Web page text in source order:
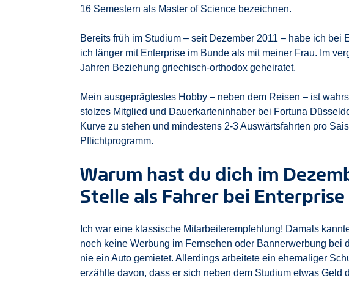
16 Semestern als Master of Science bezeichnen.
Bereits früh im Studium – seit Dezember 2011 – habe ich bei
ich länger mit Enterprise im Bunde als mit meiner Frau. Im
Jahren Beziehung griechisch-orthodox geheiratet.
Mein ausgeprägtestes Hobby – neben dem Reisen – ist
stolzes Mitglied und Dauerkarteninhaber bei Fortuna
Kurve zu stehen und mindestens 2-3 Auswärtsfahrten pro
Pflichtprogramm.
Warum hast du dich im
Stelle als Fahrer bei
Ich war eine klassische Mitarbeiterempfehlung! Damals
noch keine Werbung im Fernsehen oder Bannerwerbung bei
nie ein Auto gemietet. Allerdings arbeitete ein ehemaliger
erzählte davon, dass er sich neben dem Studium etwas Geld